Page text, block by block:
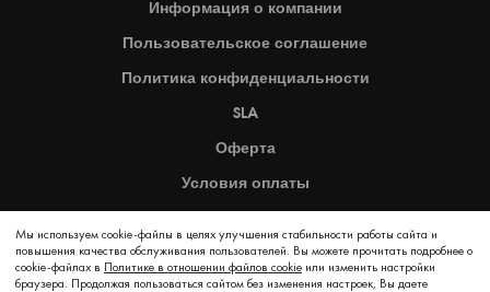
Мы используем cookie-файлы в целях улучшения стабильности работы сайта и
повышения качества обслуживания пользователей. Вы можете прочитать подробнее о
cookie-файлах в Политике в отношении файлов cookie или изменить настройки
браузера. Продолжая пользоваться сайтом без изменения настроек, Вы даете
Информация о компании
Пользовательское соглашение
Политика конфиденциальности
SLA
Оферта
Условия оплаты
Карта сайта
2026 © Copyright Hisense